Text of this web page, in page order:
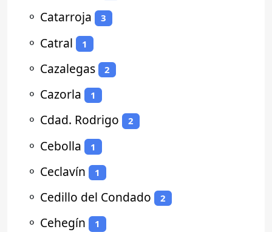
⚬ Catarroja 3
⚬ Catral 1
⚬ Cazalegas 2
⚬ Cazorla 1
⚬ Cdad. Rodrigo 2
⚬ Cebolla 1
⚬ Ceclavín 1
⚬ Cedillo del Condado 2
⚬ Cehegín 1